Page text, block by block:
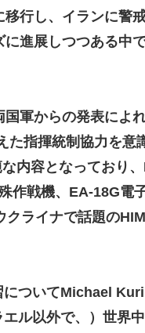
行し、イランに警
進展しつつある中
軍からの発表によ
た指揮統制協力を意
内容となっており
作戦機、EA-18G電
ライナで話題の
についてMichael
エル以外で、）世界